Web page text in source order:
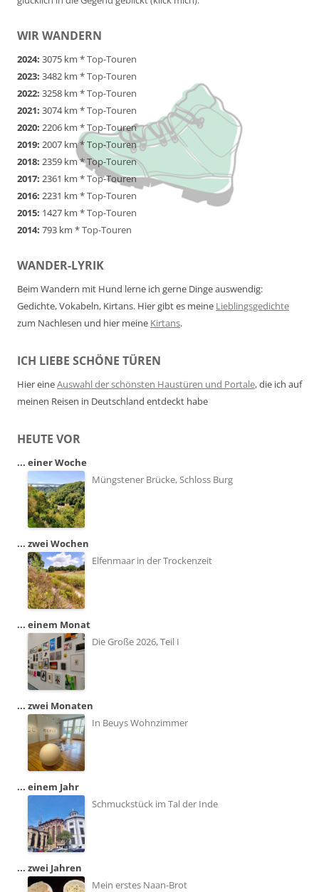
WIR WANDERN
2024: 3075 km *Top-Touren
2023: 3482 km *Top-Touren
2022: 3258 km *Top-Touren
2021: 3074 km *Top-Touren
2020: 2206 km *Top-Touren
2019: 2007 km *Top-Touren
2018: 2359 km *Top-Touren
2017: 2361 km *Top-Touren
2016: 2231 km *Top-Touren
2015: 1427 km *Top-Touren
2014: 793 km *Top-Touren
WANDER-LYRIK
Beim Wandern mit Hund lerne ich gerne Dinge auswendig:
Gedichte, Vokabeln, Kirtans. Hier gibt es meine Lieblingsgedichte
zum Nachlesen und hier meine Kirtans.
ICH LIEBE SCHÖNE TÜREN
Hier eineAuswahl der schönsten Haustüren und Portale, die ich auf
meinen Reisen in Deutschland entdeckt habe
HEUTE VOR
... einer Woche
Müngstener Brücke, Schloss Burg
... zwei Wochen
Elfenmaar in der Trockenzeit
... einem Monat
Die Große 2026, Teil I
... zwei Monaten
In Beuys Wohnzimmer
... einem Jahr
Schmuckstück im Tal der Inde
... zwei Jahren
Mein erstes Naan-Brot